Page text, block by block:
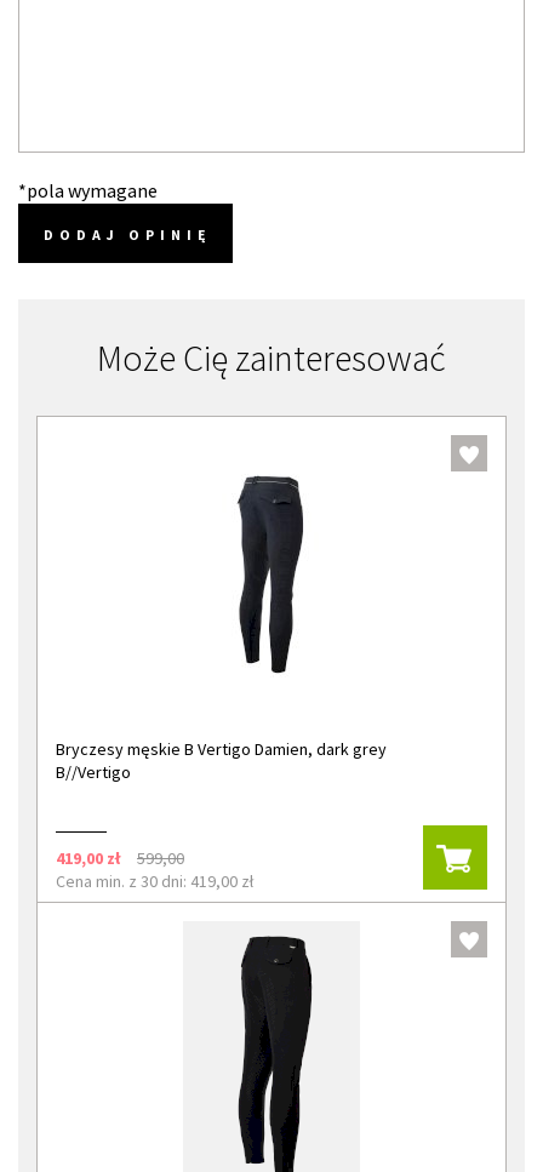
*pola wymagane
DODAJ OPINIĘ
Może Cię zainteresować
Bryczesy męskie B Vertigo Damien, dark grey
B//Vertigo
419,00 zł
599,00
Cena min. z 30 dni: 419,00 zł